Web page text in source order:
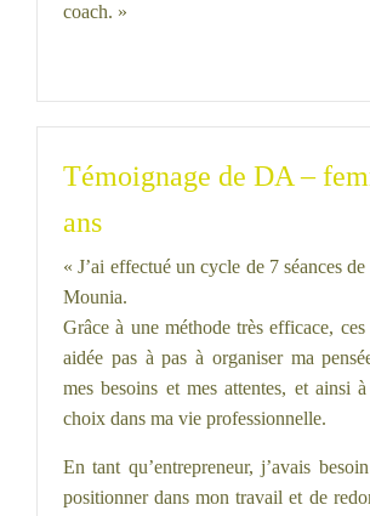
coach. »
Témoignage de DA –
ans
« J’ai effectué un cycle de 7 séances
Mounia.
Grâce à une méthode très efficace, ces
aidée pas à pas à organiser ma
mes besoins et mes attentes, et ainsi
choix dans ma vie professionnelle.
En tant qu’entrepreneur, j’avais
positionner dans mon travail et de